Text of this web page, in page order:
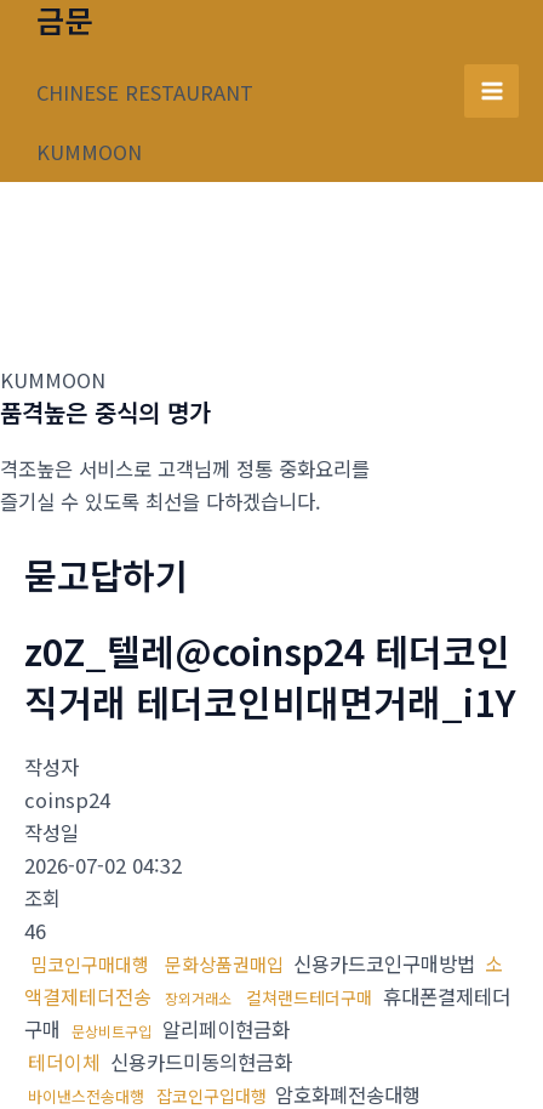
너
금문
CHINESE RESTAURANT
KUMMOON
Main
KUMMOON
품격높은 중식의 명가
격조높은 서비스로 고객님께 정통 중화요리를
즐기실 수 있도록 최선을 다하겠습니다.
묻고답하기
z0Z_텔레@coinsp24 테더코인
직거래 테더코인비대면거래_i1Y
작성자
coinsp24
작성일
2026-07-02 04:32
조회
46
밈코인구매대행 문화상품권매입 신용카드코인구매방법 소
액결제테더전송
장외거래소 컬쳐랜드테더구매 휴대폰결제테더
구매
문상비트구입
알리페이현금화
테더이체 신용카드미동의현금화
바이낸스전송대행 잡코인구입대행 암호화폐전송대행